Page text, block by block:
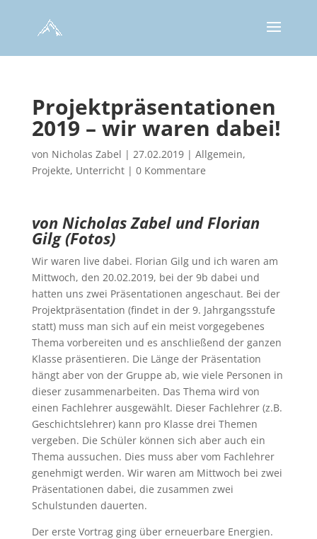
Projektpräsentationen
2019 – wir waren dabei!
von Nicholas Zabel | 27.02.2019| Allgemein,
Projekte, Unterricht| 0 Kommentare
von NicholasZabel und Florian
Gilg (Fotos)
Wir waren live dabei. Florian Gilg und ich waren am
Mittwoch, den 20.02.2019, bei der 9b dabei und
hatten uns zwei Präsentationen angeschaut. Bei der
Projektpräsentation (findet in der 9. Jahrgangsstufe
statt) muss man sich auf ein meist vorgegebenes
Thema vorbereiten und es anschließend der ganzen
Klasse präsentieren. Die Länge der Präsentation
hängt aber von der Gruppe ab, wie viele Personen in
dieser zusammenarbeiten. Das Thema wird von
einen Fachlehrer ausgewählt. Dieser Fachlehrer (z.B.
Geschichtslehrer) kann pro Klasse drei Themen
vergeben. Die Schüler können sich aber auch ein
Thema aussuchen. Dies muss aber vom Fachlehrer
genehmigt werden. Wir waren am Mittwoch bei zwei
Präsentationen dabei, die zusammen zwei
Schulstunden dauerten.
Der erste Vortrag ging über erneuerbare Energien.